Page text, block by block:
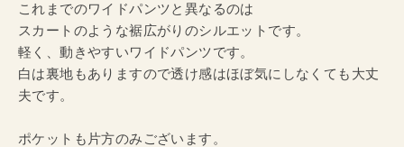
これまでのワイドパンツと異なるのは
スカートのような裾広がりのシルエットです。
軽く、動きやすいワイドパンツです。
白は裏地もありますので透け感はほぼ気にしなくても大丈
夫です。
ポケットも片方のみございます。